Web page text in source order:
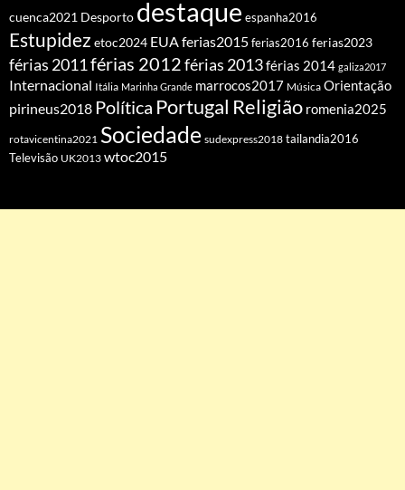
cuenca2021 Desporto destaque espanha2016
Estupidez etoc2024 EUAferias2015ferias2016 ferias2023
férias 2011férias 2012férias 2013férias 2014 galiza2017
Internacional Itália Marinha Grande marrocos2017 Música Orientação
pirineus2018 Política Portugal Religião romenia2025
rotavicentina2021 Sociedade sudexpress2018 tailandia2016
Televisão UK2013 wtoc2015